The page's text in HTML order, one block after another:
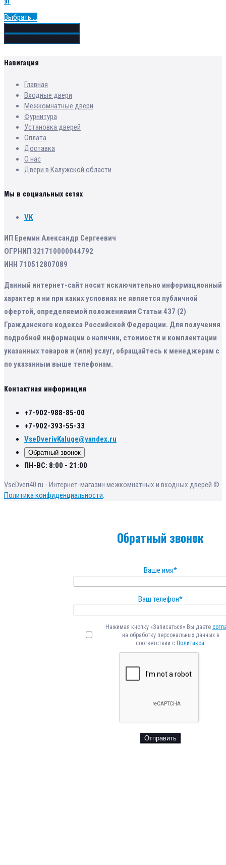
Выбрать ...
Навигация
Главная
Входные двери
Межкомнатные двери
Фурнитура
Установка дверей
Оплата
Доставка
О нас
Двери в Калужской области
Мы в социальных сетях
VK
ИП Еремин Александр Сергеевич
ОГРНИП 321710000044792
ИНН 710512807089
Данный интернет-сайт носит исключительно информационный
характер и ни при каких условиях не является публичной
офертой, определяемой положениями Статьи 437 (2)
Гражданского кодекса Российской Федерации. Для получения
подробной информации о наличии, стоимости и комплектации
указанных товаров и (или) услуг, обращайтесь к менеджерам с
по указанным выше телефонам.
Контактная информация
+7-902-988-85-00
+7-902-393-55-33
VseDverivKaluge@yandex.ru
Обратный звонок
ПН-ВС: 8:00 - 21:00
VseDveri40.ru - Интернет-магазин межкомнатных и входных дверей ©
Политика конфиденциальности.
Обратный звонок
Ваше имя*
Ваш телефон*
Нажимая кнопку «Записаться» Вы даете
на обработку персональных данных в
соответствии с Политикой.